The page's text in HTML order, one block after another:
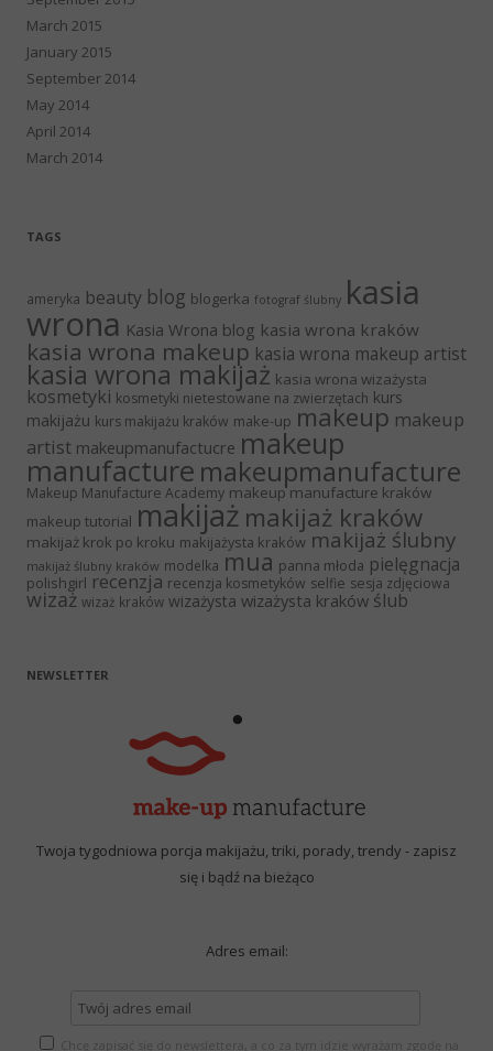
March 2015
January 2015
September 2014
May 2014
April 2014
March 2014
TAGS
ameryka beauty blog blogerka fotograf ślubny kasia
wrona Kasia Wrona blog kasia wrona kraków
kasia wrona makeup kasia wrona makeup artist
kasia wrona makijaż kasia wrona wizażysta
kosmetyki kosmetyki nietestowane na zwierzętach kurs
makijażu kurs makijażu kraków make-up makeup makeup
artist makeupmanufactucre makeup
manufacture makeupmanufacture
Makeup Manufacture Academy makeup manufacture kraków
makeup tutorial makijaż makijaż kraków
makijaż krok po kroku makijażysta kraków makijaż ślubny
makijaż ślubny kraków modelka mua panna młoda pielęgnacja
polishgirl recenzja recenzja kosmetyków selfie sesja zdjęciowa
wizaż wizaż kraków wizażysta wizażysta kraków ślub
NEWSLETTER
Twoja tygodniowa porcja makijażu, triki, porady, trendy - zapisz
się i bądź na bieżąco
Adres email:
Chcę zapisać się do newslettera, a co za tym idzie wyrażam zgodę na